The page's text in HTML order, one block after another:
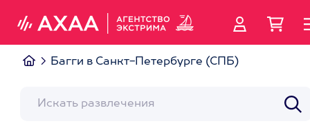
Багги в Санкт-Петербурге (СПБ)